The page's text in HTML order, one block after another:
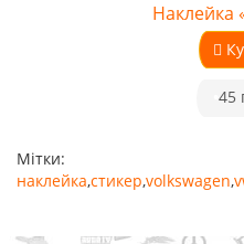
Наклейка
45
Мітки:
наклейка,стикер,volkswagen,